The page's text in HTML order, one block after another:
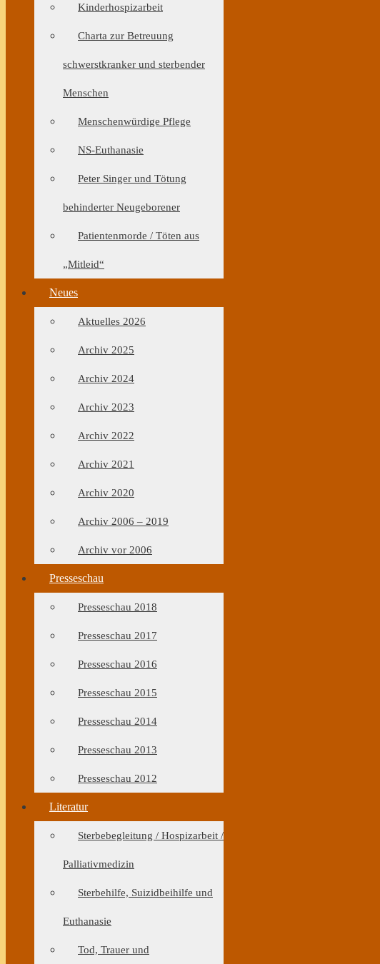
Kinderhospizarbeit
Charta zur Betreuung
schwerstkranker und sterbender
Menschen
Menschenwürdige Pflege
NS-Euthanasie
Peter Singer und Tötung
behinderter Neugeborener
Patientenmorde / Töten aus
„Mitleid“
Neues
Aktuelles 2026
Archiv 2025
Archiv 2024
Archiv 2023
Archiv 2022
Archiv 2021
Archiv 2020
Archiv 2006 – 2019
Archiv vor 2006
Presseschau
Presseschau 2018
Presseschau 2017
Presseschau 2016
Presseschau 2015
Presseschau 2014
Presseschau 2013
Presseschau 2012
Literatur
Sterbebegleitung / Hospizarbeit /
Palliativmedizin
Sterbehilfe, Suizidbeihilfe und
Euthanasie
Tod, Trauer und